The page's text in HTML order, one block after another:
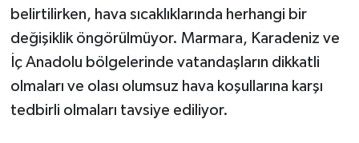
belirtilirken, hava sıcaklıklarında herhangi bir
değişiklik öngörülmüyor. Marmara, Karadeniz ve
İç Anadolu bölgelerinde vatandaşların dikkatli
olmaları ve olası olumsuz hava koşullarına karşı
tedbirli olmaları tavsiye ediliyor.